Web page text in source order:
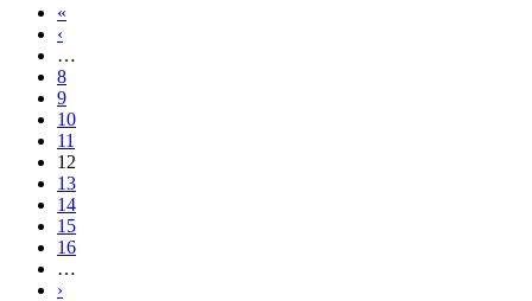
«
‹
…
8
9
10
11
12
13
14
15
16
…
›